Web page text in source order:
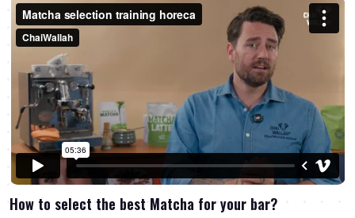
How to select the best Matcha for your bar?